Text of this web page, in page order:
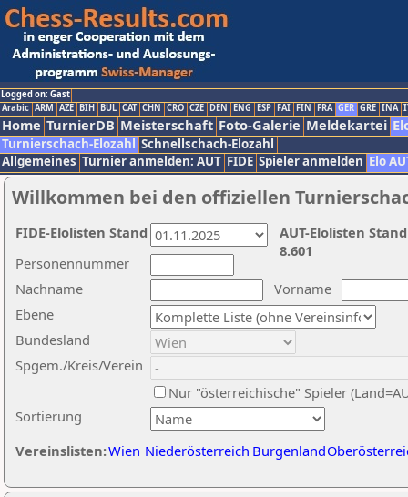
Logged on: Gast
Arabic ARM AZE BIH BUL CAT CHN CRO CZE DEN ENG ESP FAI FIN FRA GER GRE INA
Home TurnierDB Meisterschaft Foto-Galerie Meldekartei
Turnierschach-Elozahl Schnellschach-Elozahl
Allgemeines Turnier anmelden: AUT FIDE Spieler anmelden Elo
Willkommen bei den offiziellen
Nachname
Vorname
Ebene
Sortierung
Personennummer
Bundesland
Spgem./Kreis/Verein
Nur "österreichische" Spieler
Vereinslisten:Wien Niederösterreich Burgenland
AUT-Elolisten
8.601
FIDE-Elolisten Stand